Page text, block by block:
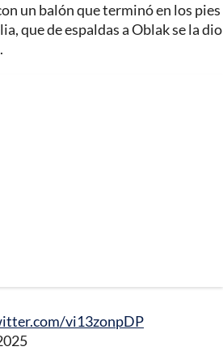
un balón que terminó en los pies
que de espaldas a Oblak se la dio
vi13zonpDP